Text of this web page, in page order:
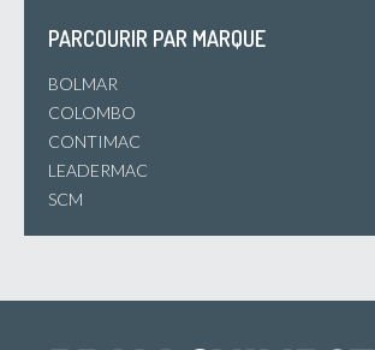
PARCOURIR PAR MARQUE
BOLMAR
COLOMBO
CONTIMAC
LEADERMAC
SCM